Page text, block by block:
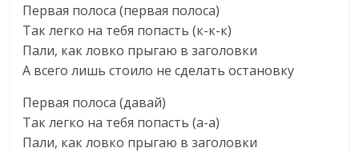
Первая полоса (первая полоса)
Так легко на тебя попасть (к-к-к)
Пали, как ловко прыгаю в заголовки
А всего лишь стоило не сделать остановку
Первая полоса (давай)
Так легко на тебя попасть (а-а)
Пали, как ловко прыгаю в заголовки